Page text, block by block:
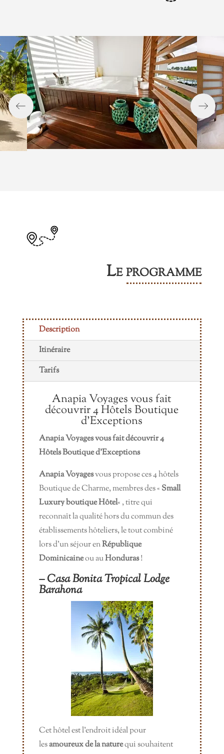
Le programme
Description
Itinéraire
Tarifs
Anapia Voyages vous fait
découvrir 4 Hôtels Boutique
d’Exceptions
Anapia Voyages vous fait découvrir 4
Hôtels Boutique d’Exceptions
Anapia Voyagesvous propose ces 4 hôtels
Boutique de Charme, membres des « Small
Luxury boutique Hôtel« , titre qui
reconnaît la qualité hors du commun des
établissements hôteliers, le tout combiné
lors d’un séjour enRépublique
Dominicaineou auHonduras!
– Casa Bonita Tropical Lodge
Barahona
Cet hôtel est l’endroit idéal pour
lesamoureux de la naturequi souhaitent